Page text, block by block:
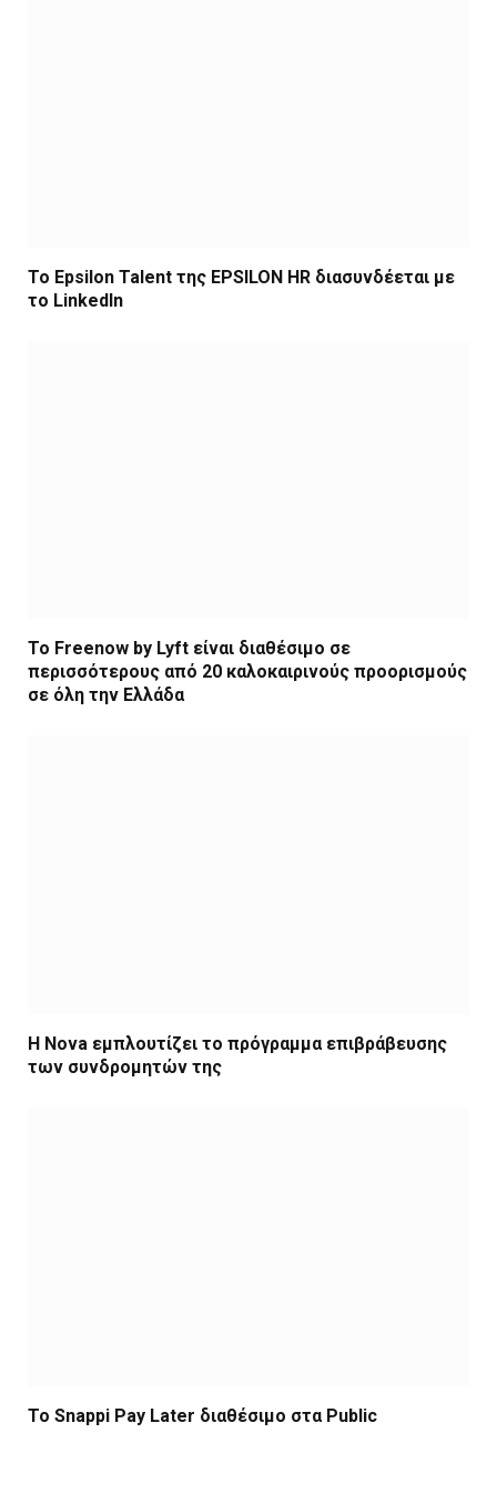
Το Epsilon Talent της EPSILON HR διασυνδέεται με
το LinkedIn
Το Freenow by Lyft είναι διαθέσιμο σε
περισσότερους από 20 καλοκαιρινούς προορισμούς
σε όλη την Ελλάδα
Η Nova εμπλουτίζει το πρόγραμμα επιβράβευσης
των συνδρομητών της
Το Snappi Pay Later διαθέσιμο στα Public